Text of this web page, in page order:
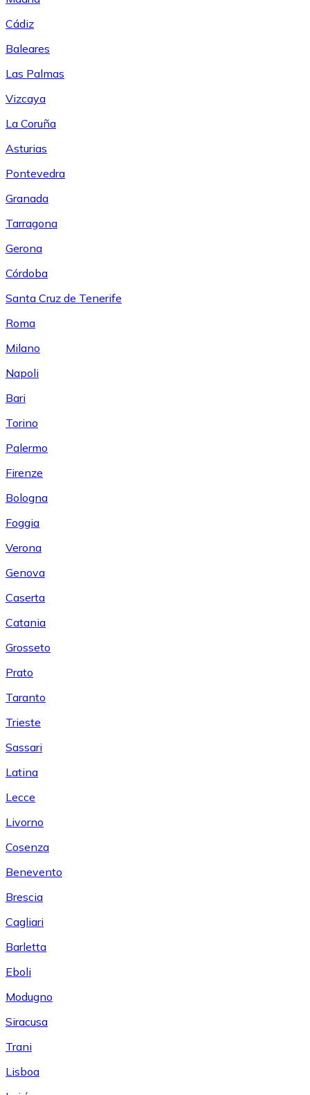
Cádiz
Baleares
Las Palmas
Vizcaya
La Coruña
Asturias
Pontevedra
Granada
Tarragona
Gerona
Córdoba
Santa Cruz de Tenerife
Roma
Milano
Napoli
Bari
Torino
Palermo
Firenze
Bologna
Foggia
Verona
Genova
Caserta
Catania
Grosseto
Prato
Taranto
Trieste
Sassari
Latina
Lecce
Livorno
Cosenza
Benevento
Brescia
Cagliari
Barletta
Eboli
Modugno
Siracusa
Trani
Lisboa